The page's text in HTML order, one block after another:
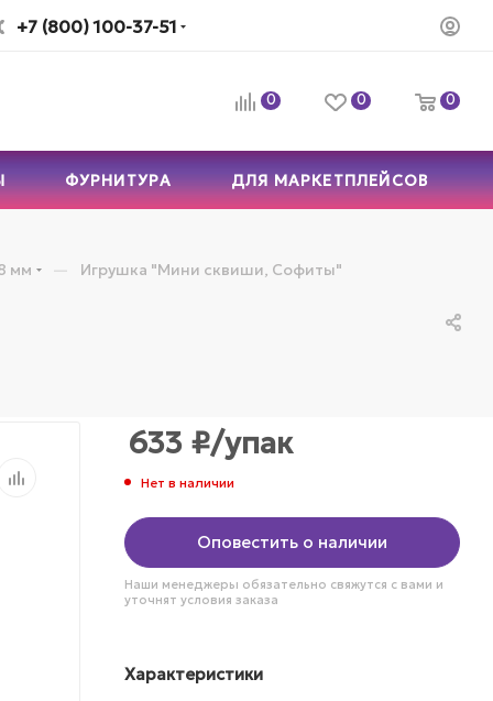
+7 (800) 100-37-51
0 0 0
ФУРНИТУРА ДЛЯ МАРКЕТПЛЕЙСОВ
мм — Игрушка "Мини сквиши, Софиты"
633 ₽/упак
Нет в наличии
Оповестить о наличии
Наши менеджеры обязательно свяжутся с вами и
уточнят условия заказа
Характеристики